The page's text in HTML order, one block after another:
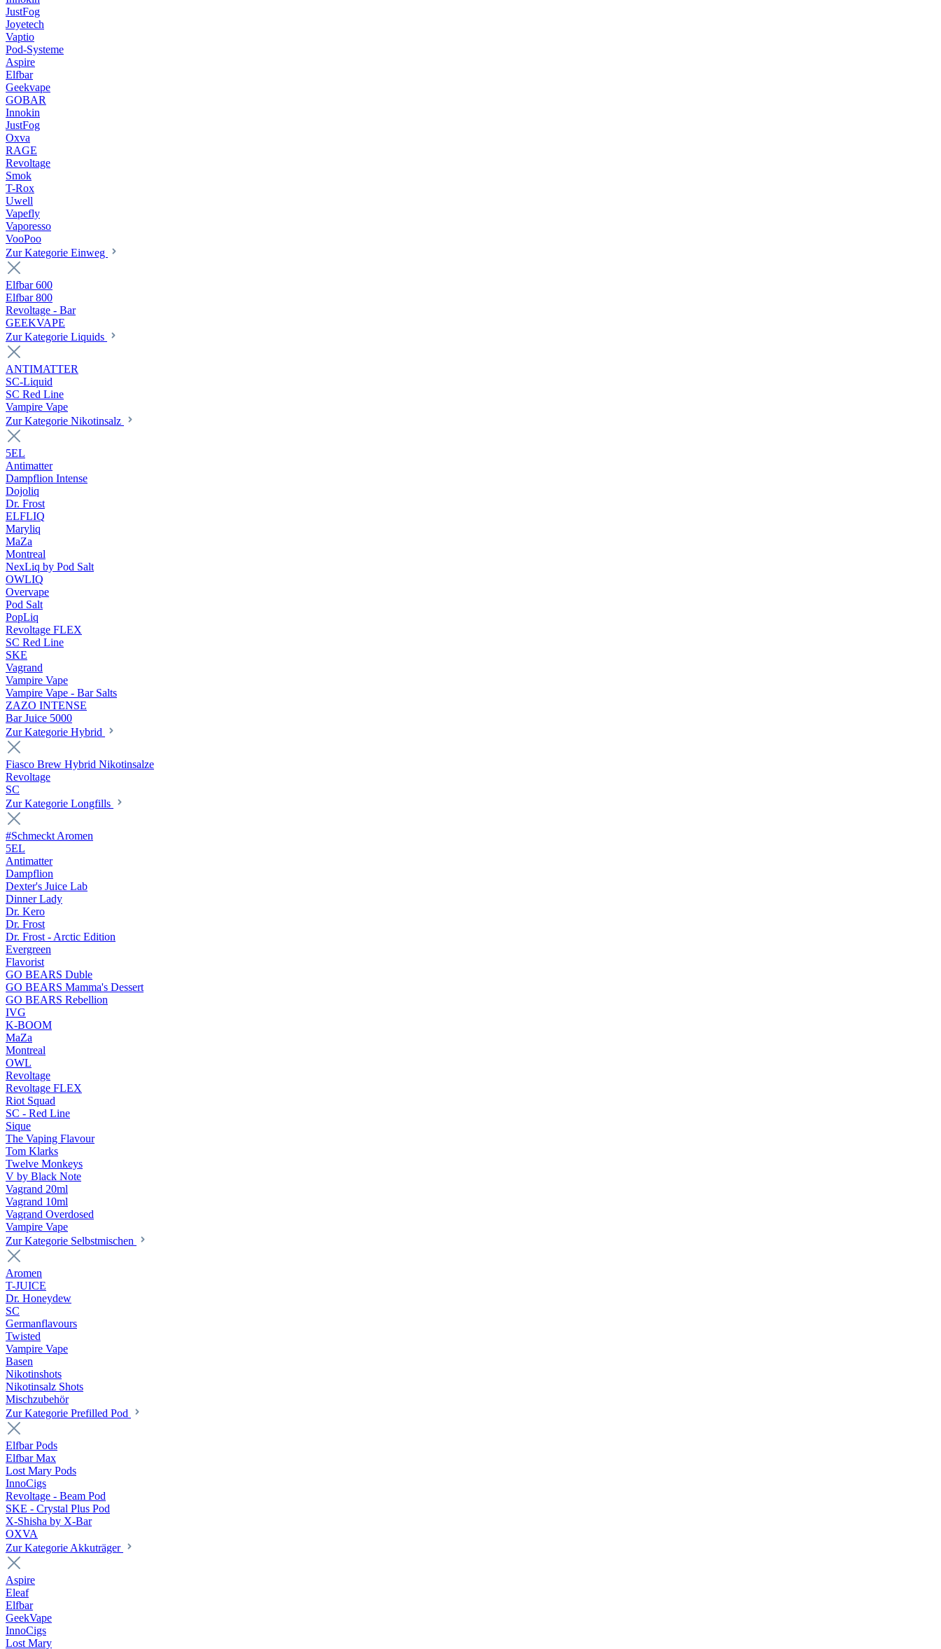
JustFog
Joyetech
Vaptio
Pod-Systeme
Aspire
Elfbar
Geekvape
GOBAR
Innokin
JustFog
Oxva
RAGE
Revoltage
Smok
T-Rox
Uwell
Vapefly
Vaporesso
VooPoo
Zur Kategorie Einweg
Elfbar 600
Elfbar 800
Revoltage - Bar
GEEKVAPE
Zur Kategorie Liquids
ANTIMATTER
SC-Liquid
SC Red Line
Vampire Vape
Zur Kategorie Nikotinsalz
5EL
Antimatter
Dampflion Intense
Dojoliq
Dr. Frost
ELFLIQ
Maryliq
MaZa
Montreal
NexLiq by Pod Salt
OWLIQ
Overvape
Pod Salt
PopLiq
Revoltage FLEX
SC Red Line
SKE
Vagrand
Vampire Vape
Vampire Vape - Bar Salts
ZAZO INTENSE
Bar Juice 5000
Zur Kategorie Hybrid
Fiasco Brew Hybrid Nikotinsalze
Revoltage
SC
Zur Kategorie Longfills
#Schmeckt Aromen
5EL
Antimatter
Dampflion
Dexter's Juice Lab
Dinner Lady
Dr. Kero
Dr. Frost
Dr. Frost - Arctic Edition
Evergreen
Flavorist
GO BEARS Duble
GO BEARS Mamma's Dessert
GO BEARS Rebellion
IVG
K-BOOM
MaZa
Montreal
OWL
Revoltage
Revoltage FLEX
Riot Squad
SC - Red Line
Sique
The Vaping Flavour
Tom Klarks
Twelve Monkeys
V by Black Note
Vagrand 20ml
Vagrand 10ml
Vagrand Overdosed
Vampire Vape
Zur Kategorie Selbstmischen
Aromen
T-JUICE
Dr. Honeydew
SC
Germanflavours
Twisted
Vampire Vape
Basen
Nikotinshots
Nikotinsalz Shots
Mischzubehör
Zur Kategorie Prefilled Pod
Elfbar Pods
Elfbar Max
Lost Mary Pods
InnoCigs
Revoltage - Beam Pod
SKE - Crystal Plus Pod
X-Shisha by X-Bar
OXVA
Zur Kategorie Akkuträger
Aspire
Eleaf
Elfbar
GeekVape
InnoCigs
Lost Mary